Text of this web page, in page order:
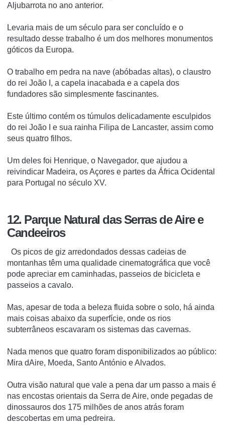
Aljubarrota no ano anterior.
Levaria mais de um século para ser concluído e o
resultado desse trabalho é um dos melhores monumentos
góticos da Europa.
O trabalho em pedra na nave (abóbadas altas), o claustro
do rei João I, a capela inacabada e a capela dos
fundadores são simplesmente fascinantes.
Este último contém os túmulos delicadamente esculpidos
do rei João I e sua rainha Filipa de Lancaster, assim como
seus quatro filhos.
Um deles foi Henrique, o Navegador, que ajudou a
reivindicar Madeira, os Açores e partes da África Ocidental
para Portugal no século XV.
12. Parque Natural das Serras de Aire e
Candeeiros
Os picos de giz arredondados dessas cadeias de
montanhas têm uma qualidade cinematográfica que você
pode apreciar em caminhadas, passeios de bicicleta e
passeios a cavalo.
Mas, apesar de toda a beleza fluida sobre o solo, há ainda
mais coisas abaixo da superfície, onde os rios
subterrâneos escavaram os sistemas das cavernas.
Nada menos que quatro foram disponibilizados ao público:
Mira dAire, Moeda, Santo António e Alvados.
Outra visão natural que vale a pena dar um passo a mais é
nas encostas orientais da Serra de Aire, onde pegadas de
dinossauros dos 175 milhões de anos atrás foram
descobertas em uma pedreira.